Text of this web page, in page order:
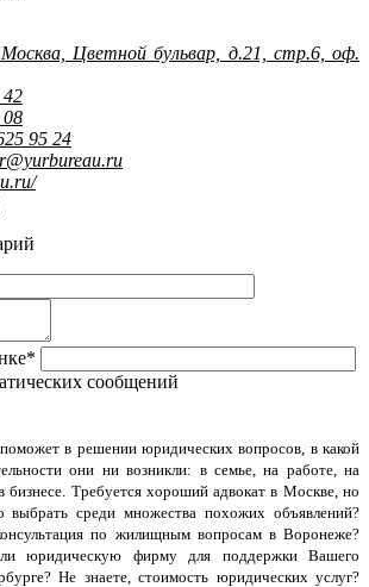
Москва, Цветной бульвар, д.21, стр.6, оф.
95 24
*
поможет в решении юридических вопросов, в какой
они ни возникли: в семье, на работе, на
бизнесе. Требуется хороший адвокат в Москве, но
выбрать среди множества похожих объявлений?
по жилищным вопросам в Воронеже?
юридическую фирму для поддержки Вашего
Не знаете, стоимость юридических услуг?